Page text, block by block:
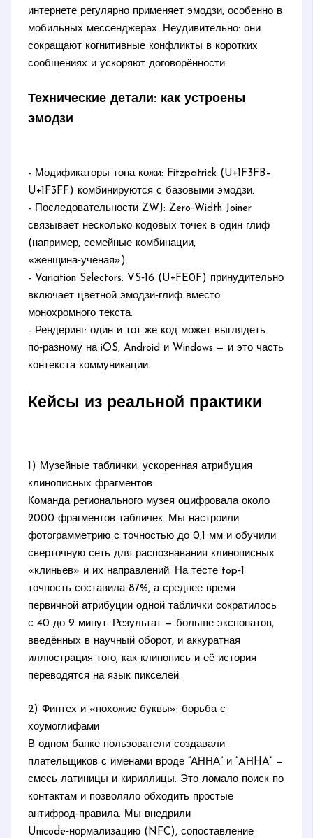
интернете регулярно применяет эмодзи, особенно в
мобильных мессенджерах. Неудивительно: они
сокращают когнитивные конфликты в коротких
сообщениях и ускоряют договорённости.
Технические детали: как устроены
эмодзи
- Модификаторы тона кожи: Fitzpatrick (U+1F3FB–
U+1F3FF) комбинируются с базовыми эмодзи.
- Последовательности ZWJ: Zero‑Width Joiner
связывает несколько кодовых точек в один глиф
(например, семейные комбинации,
«женщина‑учёная»).
- Variation Selectors: VS‑16 (U+FE0F) принудительно
включает цветной эмодзи‑глиф вместо
монохромного текста.
- Рендеринг: один и тот же код может выглядеть
по‑разному на iOS, Android и Windows — и это часть
контекста коммуникации.
Кейсы из реальной практики
1) Музейные таблички: ускоренная атрибуция
клинописных фрагментов
Команда регионального музея оцифровала около
2000 фрагментов табличек. Мы настроили
фотограмметрию с точностью до 0,1 мм и обучили
сверточную сеть для распознавания клинописных
«клиньев» и их направлений. На тесте top‑1
точность составила 87%, а среднее время
первичной атрибуции одной таблички сократилось
с 40 до 9 минут. Результат — больше экспонатов,
введённых в научный оборот, и аккуратная
иллюстрация того, как клинопись и её история
переводятся на язык пикселей.
2) Финтех и «похожие буквы»: борьба с
хоумоглифами
В одном банке пользователи создавали
плательщиков с именами вроде “АННА” и “AНHA” —
смесь латиницы и кириллицы. Это ломало поиск по
контактам и позволяло обходить простые
антифрод‑правила. Мы внедрили
Unicode‑нормализацию (NFC), сопоставление